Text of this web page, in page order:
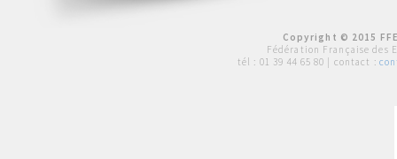
Copyright © 2015
Fédération Française des
tél : 01 39 44 65 80 | contact :